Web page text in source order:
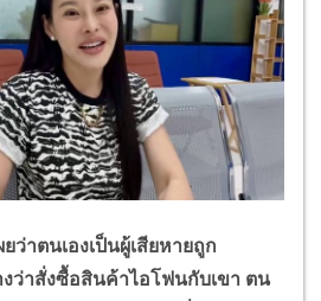
ตนเองเป็นผู้เสียหายถูก
ว่าสั่งซื้อสินค้าไอโฟนกับเขา ตน